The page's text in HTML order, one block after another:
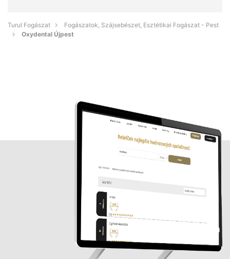
Turul Fogászat
Fogászatok, Szájsebészet, Esztétikai Fogászat - Pest
Oxydental Újpest